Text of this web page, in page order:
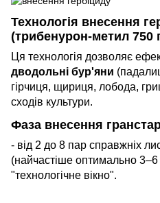
Технологія внесення
(трибенурон-метил 750
Ця технологія дозволяє
дводольні бур'яни
гірчиця, щириця, лобода,
сходів культури.
Фаза внесення
- від 2 до 8 пар справжніх
(найчастіше оптимально
"технологічне вікно".